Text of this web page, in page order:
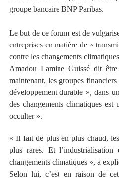
groupe bancaire BNP Paribas.
Le but de ce forum est de
entreprises en matière de «
contre les changements
Amadou Lamine Guissé dit
maintenant, les groupes financiers
développement durable », dans
des changements climatiques est
occulter ».
« Il fait de plus en plus chaud,
plus rares. Et l’industrialisation
changements climatiques », a
Selon lui, c’est en raison de